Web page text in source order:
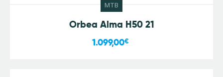
MTB
Orbea Alma H50 21
1.099,00€